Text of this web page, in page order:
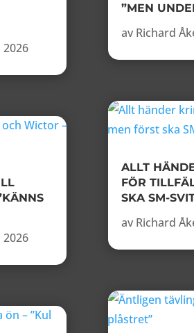
2026
2026
”MEN
av Richard
ALLT
FÖR
SKA SM-
av Richard